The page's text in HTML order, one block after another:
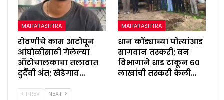
MAHARASHTRA
रोवणीचे काम आटोपून
आंघोळीसाठी गेलेल्या
ऑटोचालकाचा तलावात
दुर्दैवी अंत; खेडेगाव…
MAHARASHTRA
धान कोंड्याच्या पोत्यांआड
सागवान तस्करी; वन
विभागाने धाड टाकून ६०
लाखांची तस्करी केली…
PREV NEXT